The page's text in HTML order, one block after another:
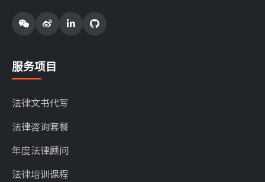
服务项目
法律文书代写
法律咨询套餐
年度法律顾问
法律培训课程